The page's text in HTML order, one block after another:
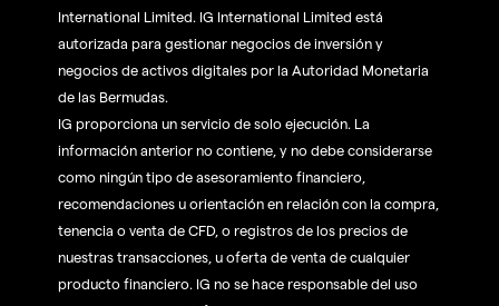
International Limited. IG International Limited está
autorizada para gestionar negocios de inversión y
negocios de activos digitales por la Autoridad Monetaria
de las Bermudas.
IG proporciona un servicio de solo ejecución. La
información anterior no contiene, y no debe considerarse
como ningún tipo de asesoramiento financiero,
recomendaciones u orientación en relación con la compra,
tenencia o venta de CFD, o registros de los precios de
nuestras transacciones, u oferta de venta de cualquier
producto financiero. IG no se hace responsable del uso